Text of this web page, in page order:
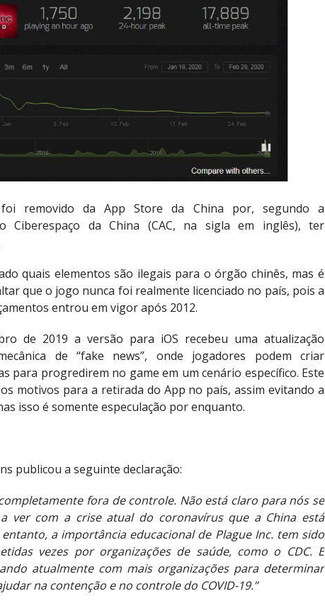
removido da App Store da China por, segundo a
Ciberespaço da China (CAC, na sigla em inglês), ter
quais elementos são ilegais para o órgão chinês, mas é
que o jogo nunca foi realmente licenciado no país, pois a
entrou em vigor após 2012.
de 2019 a versão para iOS recebeu uma atualização
de “fake news”, onde jogadores podem criar
para progredirem no game em um cenário específico. Este
motivos para a retirada do App no país, assim evitando a
isso é somente especulação por enquanto.
publicou a seguinte declaração:
fora de controle. Não está claro para nós se
ver com a crise atual do coronavírus que a China está
a importância educacional de Plague Inc. tem sido
vezes por organizações de saúde, como o CDC. E
atualmente com mais organizações para determinar
na contenção e no controle do COVID-19.”